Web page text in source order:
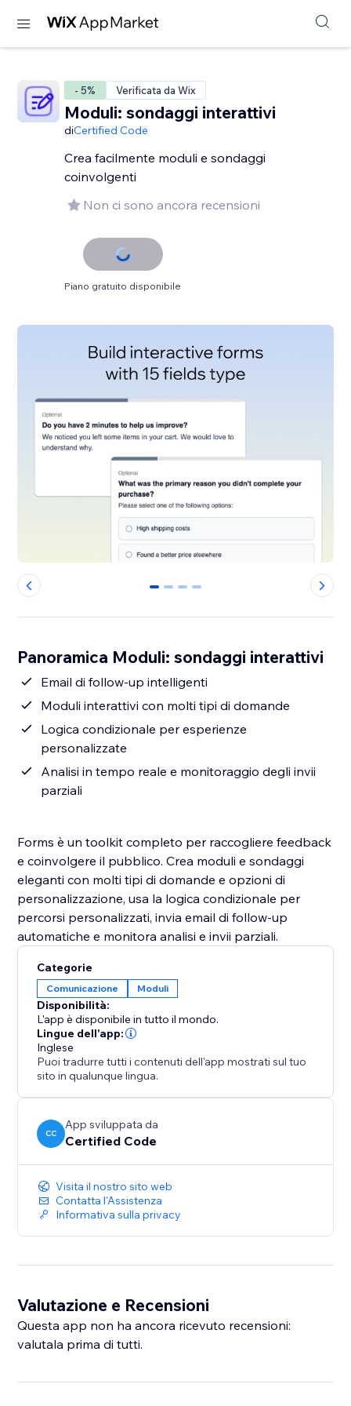
- 5% Verificata da Wix
Moduli: sondaggi interattivi
diCertified Code
Crea facilmente moduli e sondaggi
coinvolgenti
Non ci sono ancora recensioni
Piano gratuito disponibile
0 1 2 3
Panoramica Moduli: sondaggi interattivi
Email di follow-up intelligenti
Moduli interattivi con molti tipi di domande
Logica condizionale per esperienze
personalizzate
Analisi in tempo reale e monitoraggio degli invii
parziali
Forms è un toolkit completo per raccogliere feedback
e coinvolgere il pubblico. Crea moduli e sondaggi
eleganti con molti tipi di domande e opzioni di
personalizzazione, usa la logica condizionale per
percorsi personalizzati, invia email di follow-up
automatiche e monitora analisi e invii parziali.
Categorie
Comunicazione Moduli
Disponibilità:
L'app è disponibile in tutto il mondo.
Lingue dell'app:
Inglese
Puoi tradurre tutti i contenuti dell'app mostrati sul tuo
sito in qualunque lingua.
CC
App sviluppata da
Certified Code
Visita il nostro sito web
Contatta l'Assistenza
Informativa sulla privacy
Valutazione e Recensioni
Questa app non ha ancora ricevuto recensioni:
valutala prima di tutti.